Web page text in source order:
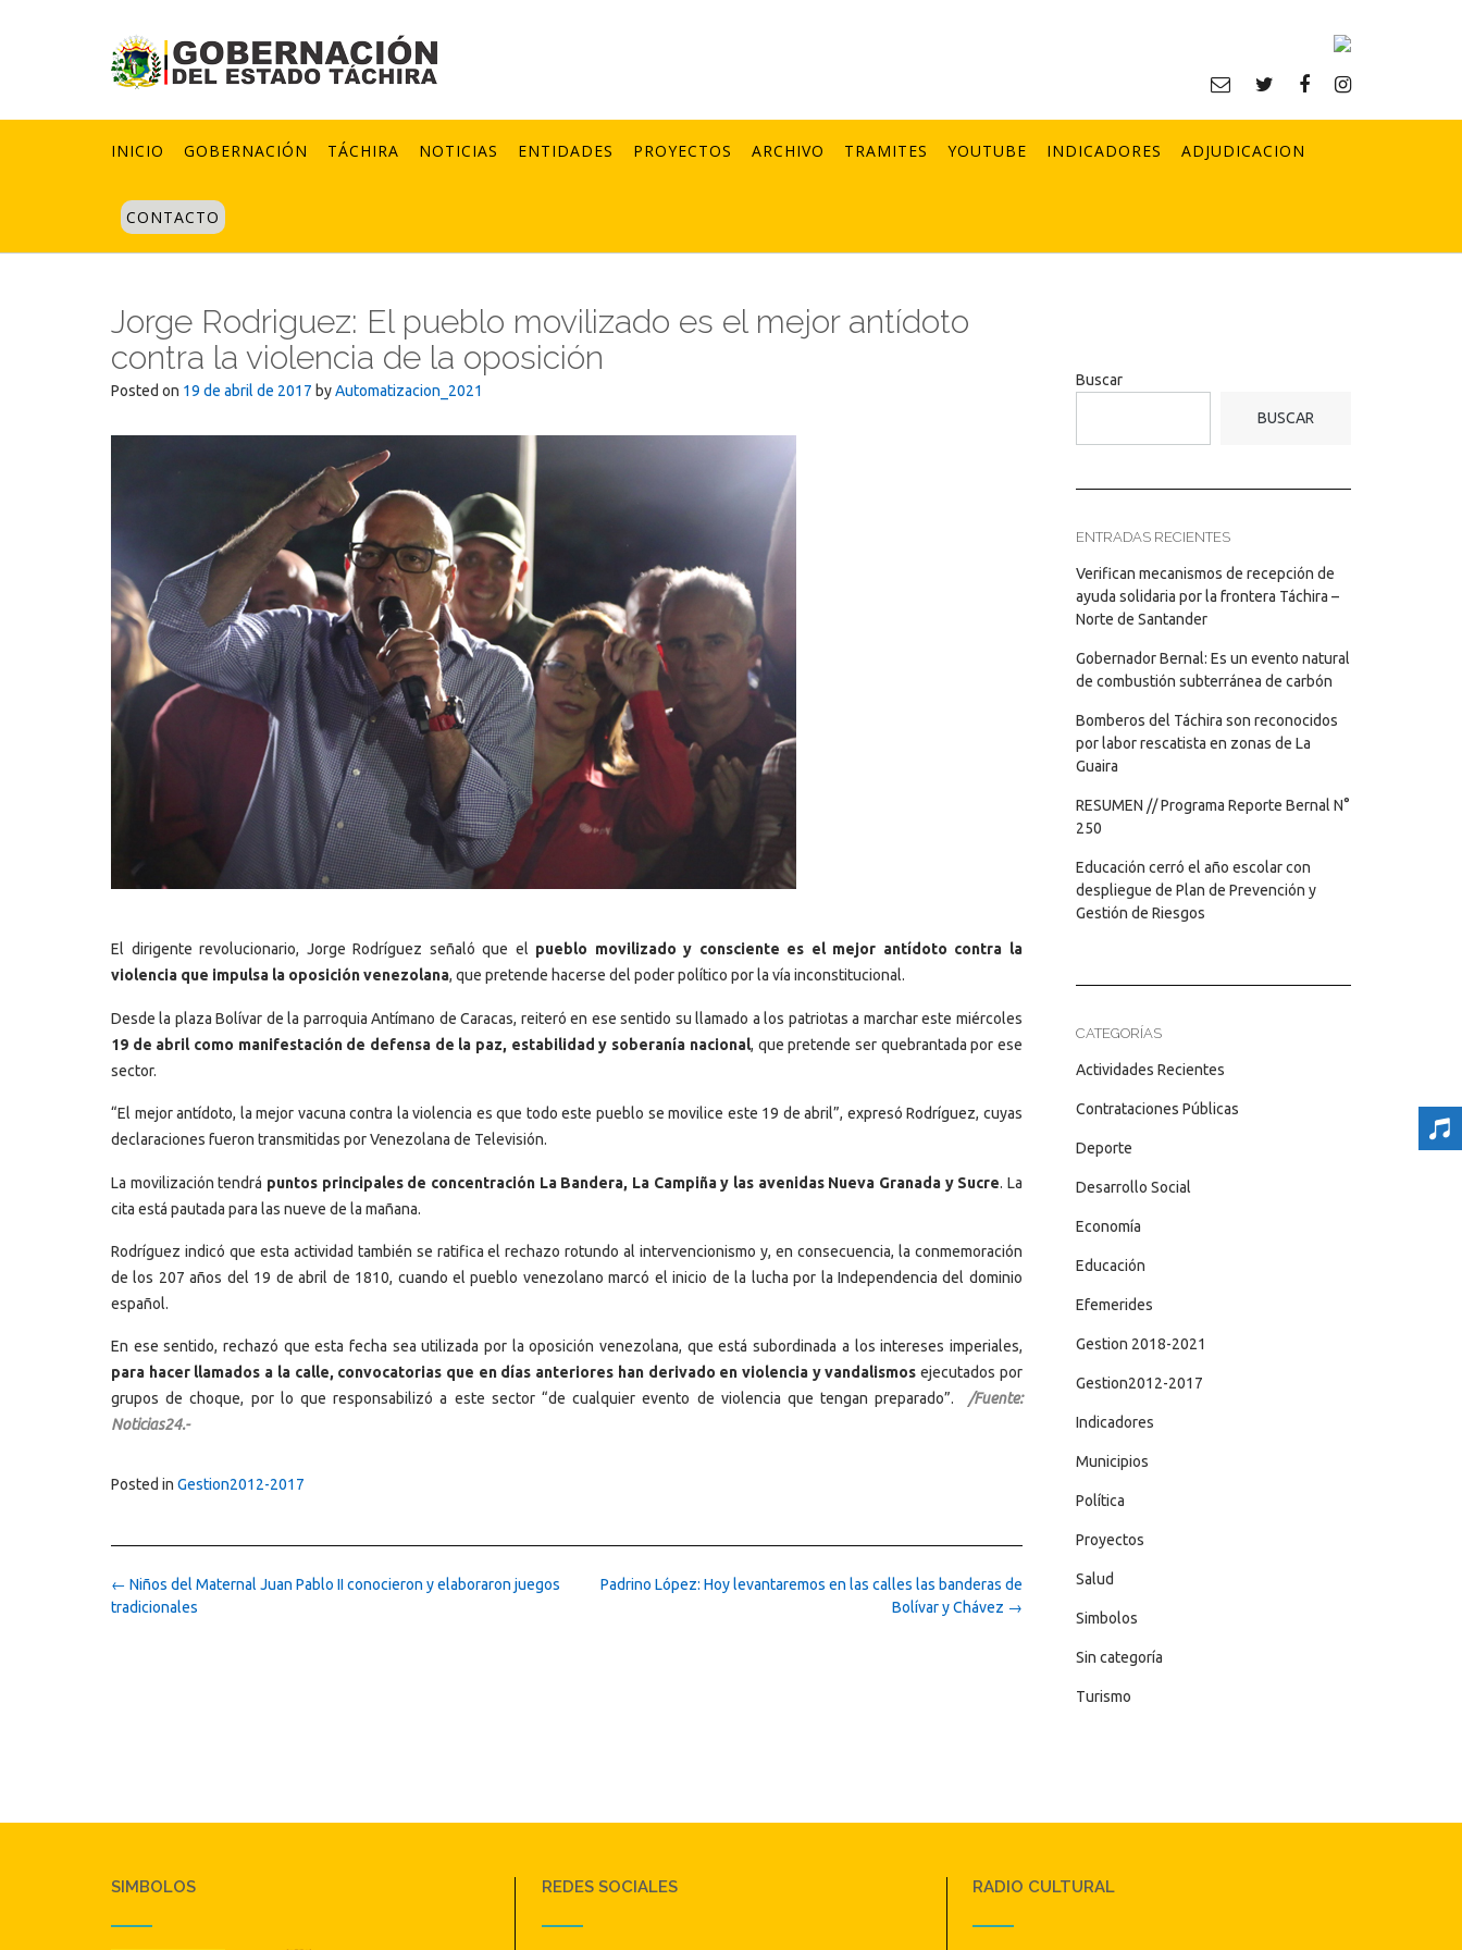
INICIO GOBERNACIÓN TÁCHIRA NOTICIAS ENTIDADES PROYECTOS ARCHIVO TRAMITES YOUTUBE INDICADORES ADJUDICACION
CONTACTO
Jorge Rodriguez: El pueblo movilizado es el mejor antídoto
contra la violencia de la oposición
Posted on 19 de abril de 2017 byAutomatizacion_2021
El dirigente revolucionario, Jorge Rodríguez señaló que el pueblo movilizado y consciente es el mejor antídoto contra la
violencia que impulsa la oposición venezolana, que pretende hacerse del poder político por la vía inconstitucional.
Desde la plaza Bolívar de la parroquia Antímano de Caracas, reiteró en ese sentido su llamado a los patriotas a marchar este miércoles
19 de abril como manifestación de defensa de la paz, estabilidad y soberanía nacional, que pretende ser quebrantada por ese
sector.
“El mejor antídoto, la mejor vacuna contra la violencia es que todo este pueblo se movilice este 19 de abril”, expresó Rodríguez, cuyas
declaraciones fueron transmitidas por Venezolana de Televisión.
La movilización tendrá puntos principales de concentración La Bandera, La Campiña y las avenidas Nueva Granada y Sucre. La
cita está pautada para las nueve de la mañana.
Rodríguez indicó que esta actividad también se ratifica el rechazo rotundo al intervencionismo y, en consecuencia, la conmemoración
de los 207 años del 19 de abril de 1810, cuando el pueblo venezolano marcó el inicio de la lucha por la Independencia del dominio
español.
En ese sentido, rechazó que esta fecha sea utilizada por la oposición venezolana, que está subordinada a los intereses imperiales,
para hacer llamados a la calle, convocatorias que en días anteriores han derivado en violencia y vandalismos ejecutados por
grupos de choque, por lo que responsabilizó a este sector “de cualquier evento de violencia que tengan preparado”.
/Fuente:
Noticias24.-
Posted in Gestion2012-2017
Post
navigation
Padrino López: Hoy levantaremos en las calles las banderas de
Bolívar y Chávez →
← Niños del Maternal Juan Pablo II conocieron y elaboraron juegos
tradicionales
Buscar
BUSCAR
ENTRADAS RECIENTES
Verifican mecanismos de recepción de
ayuda solidaria por la frontera Táchira –
Norte de Santander
Gobernador Bernal: Es un evento natural
de combustión subterránea de carbón
Bomberos del Táchira son reconocidos
por labor rescatista en zonas de La
Guaira
RESUMEN // Programa Reporte Bernal N°
250
Educación cerró el año escolar con
despliegue de Plan de Prevención y
Gestión de Riesgos
CATEGORÍAS
Actividades Recientes
Contrataciones Públicas
Deporte
Desarrollo Social
Economía
Educación
Efemerides
Gestion 2018-2021
Gestion2012-2017
Indicadores
Municipios
Política
Proyectos
Salud
Simbolos
Sin categoría
Turismo
SIMBOLOS REDES SOCIALES RADIO CULTURAL